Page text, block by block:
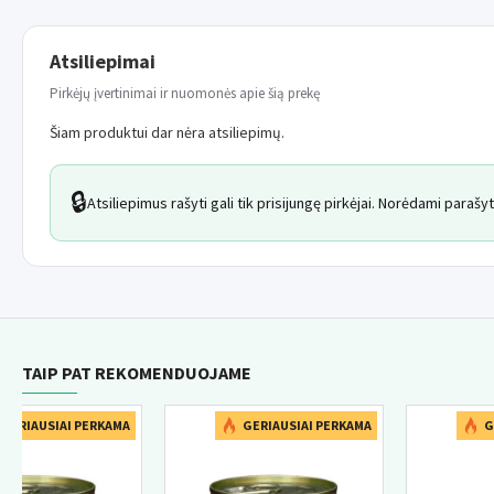
Atsiliepimai
Pirkėjų įvertinimai ir nuomonės apie šią prekę
Šiam produktui dar nėra atsiliepimų.
🔒Atsiliepimus rašyti gali tik prisijungę pirkėjai. Norėdami
TAIP PAT REKOMENDUOJAME
GERIAUSIAI PERKAMA GERIAUSIAI PERKAMA
NAUJIENA